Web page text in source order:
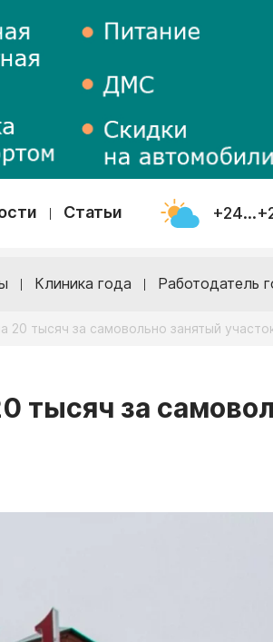
Статьи
Клиника года Работодатель
20 тысяч за самовольно занятый
тысяч за